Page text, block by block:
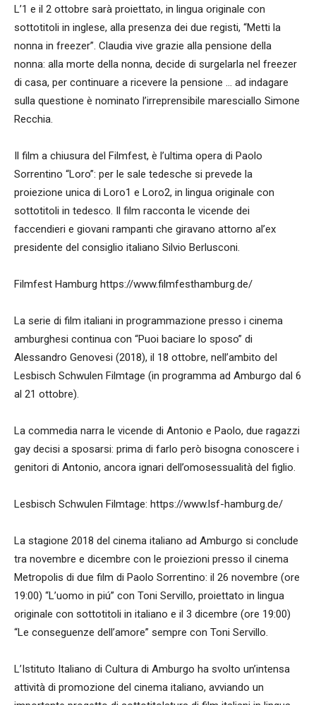
L’1 e il 2 ottobre sarà proiettato, in lingua originale con
sottotitoli in inglese, alla presenza dei due registi, “Metti la
nonna in freezer”. Claudia vive grazie alla pensione della
nonna: alla morte della nonna, decide di surgelarla nel freezer
di casa, per continuare a ricevere la pensione … ad indagare
sulla questione è nominato l’irreprensibile maresciallo Simone
Recchia.
Il film a chiusura del Filmfest, è l’ultima opera di Paolo
Sorrentino “Loro”: per le sale tedesche si prevede la
proiezione unica di Loro1 e Loro2, in lingua originale con
sottotitoli in tedesco. Il film racconta le vicende dei
faccendieri e giovani rampanti che giravano attorno al’ex
presidente del consiglio italiano Silvio Berlusconi.
Filmfest Hamburg https://www.filmfesthamburg.de/
La serie di film italiani in programmazione presso i cinema
amburghesi continua con “Puoi baciare lo sposo” di
Alessandro Genovesi (2018), il 18 ottobre, nell’ambito del
Lesbisch Schwulen Filmtage (in programma ad Amburgo dal 6
al 21 ottobre).
La commedia narra le vicende di Antonio e Paolo, due ragazzi
gay decisi a sposarsi: prima di farlo però bisogna conoscere i
genitori di Antonio, ancora ignari dell’omosessualità del figlio.
Lesbisch Schwulen Filmtage: https://www.lsf-hamburg.de/
La stagione 2018 del cinema italiano ad Amburgo si conclude
tra novembre e dicembre con le proiezioni presso il cinema
Metropolis di due film di Paolo Sorrentino: il 26 novembre (ore
19:00) “L’uomo in piú” con Toni Servillo, proiettato in lingua
originale con sottotitoli in italiano e il 3 dicembre (ore 19:00)
“Le conseguenze dell’amore” sempre con Toni Servillo.
L’Istituto Italiano di Cultura di Amburgo ha svolto un’intensa
attività di promozione del cinema italiano, avviando un